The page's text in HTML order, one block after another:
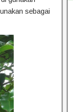
sebagai